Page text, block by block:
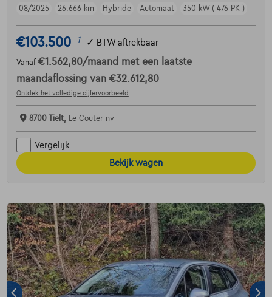
08/2025
26.666 km Hybride Automaat 350 kW ( 476 PK )
€103.500 1 ✓ BTW aftrekbaar
Vanaf €1.562,80/maand met een laatste
maandaflossing van €32.612,80
Ontdek het volledige cijfervoorbeeld
8700 Tielt, Le Couter nv
Vergelijk
Bekijk wagen